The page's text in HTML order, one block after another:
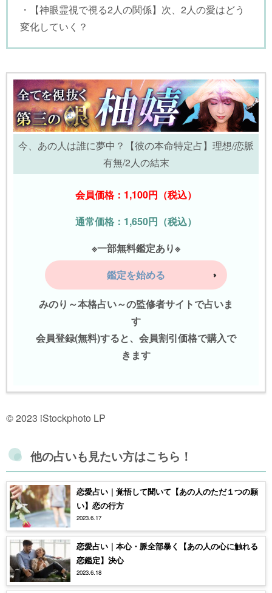
・【神眼霊視で視る2人の関係】次、2人の愛はどう
変化していく？
今、あの人は誰に夢中？【彼の本命特定占】理想/恋脈
有無/2人の結末
会員価格：1,100円（税込）
通常価格：1,650円（税込）
※一部無料鑑定あり※
鑑定を始める
みのり～本格占い～の監修者サイトで占いま
す
会員登録(無料)すると、会員割引価格で購入で
きます
© 2023 iStockphoto LP
他の占いも見たい方はこちら！
恋愛占い｜覚悟して聞いて【あの人のただ１つの願
い】恋の行方
2023.6.17
恋愛占い｜本心・脈全部暴く【あの人の心に触れる
恋鑑定】決心
2023.6.18